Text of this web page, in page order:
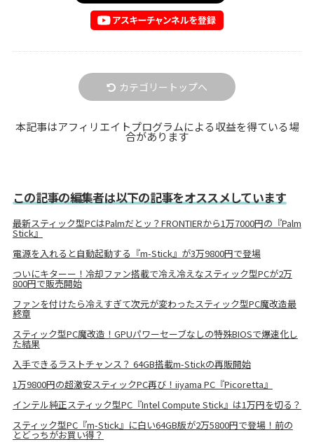
カテゴリートップへ
本記事はアフィリエイトプログラムによる収益を得ている場
合があります
この記事の編集者は以下の記事をオススメしています
最新スティック型PCはPalmだとッ？FRONTIERから1万7000円の『Palm
Stick』
電源を入れると自動起動する『m-Stick』が3万9800円で登場
ついにキターー！冷却ファン搭載で冷え冷えなスティック型PCが2万
800円で販売開始
ファンを付けたら冷えすぎて次元が変わったスティック型PC魔改造最
終章
スティック型PC魔改造！GPUパワーセーブなしの特殊BIOSで爆速化し
た結果
入手できるラストチャンス？ 64GB搭載m-Stickの再販開始
1万9800円の超激安スティックPC再び！iiyama PC『Picoretta』
インテル純正スティック型PC『Intel Compute Stick』は1万円を切る？
スティック型PC『m-Stick』に白い64GB版が2万5800円で登場！前の
とどっちがお買い得？